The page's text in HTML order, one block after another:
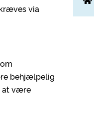
via
behjælpelig
at være